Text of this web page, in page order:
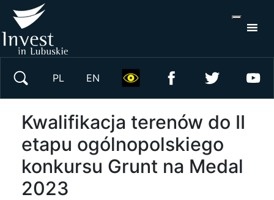
PL EN
Kwalifikacja terenów do II
etapu ogólnopolskiego
konkursu Grunt na Medal
2023
Wyszukaj w serwisie